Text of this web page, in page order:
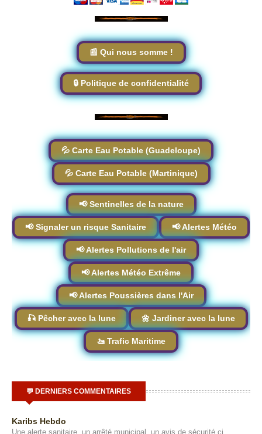
📰 Qui nous somme !
🔒 Politique de confidentialité
💦 Carte Eau Potable (Guadeloupe)
💦 Carte Eau Potable (Martinique)
📢 Sentinelles de la nature
📢 Signaler un risque Sanitaire 📢 Alertes Météo
📢 Alertes Pollutions de l'air
📢 Alertes Météo Extrême
📢 Alertes Poussières dans l'Air
🎣 Pêcher avec la lune 🌼 Jardiner avec la lune
🚤 Trafic Maritime
💬 DERNIERS COMMENTAIRES
Karibs Hebdo
Une alerte sanitaire, un arrêté municipal, un avis de sécurité ci…